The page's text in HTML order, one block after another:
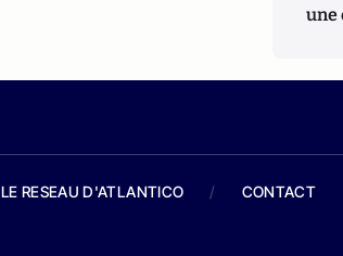
une
LE RESEAU D'ATLANTICO / CONTACT